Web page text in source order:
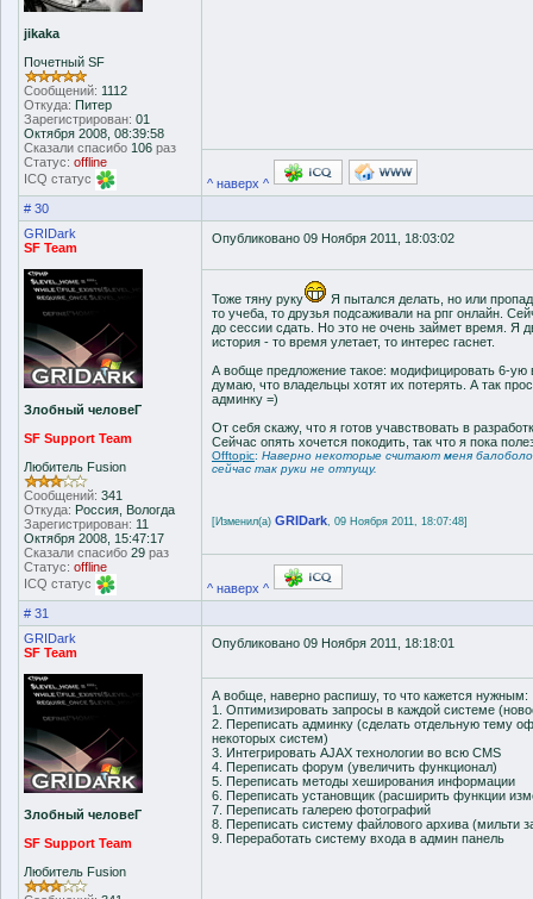
jikaka
Почетный SF
Сообщений: 1112
Откуда: Питер
Зарегистрирован: 01
Октября 2008, 08:39:58
Сказали спасибо 106 раз
Статус: offline
ICQ статус
^ наверх ^
# 30
GRIDark
SF Team
Злобный человеГ
SF Support Team
Любитель Fusion
Сообщений: 341
Откуда: Россия, Вологда
Зарегистрирован: 11
Октября 2008, 15:47:17
Сказали спасибо 29 раз
Статус: offline
ICQ статус
Опубликовано 09 Ноября 2011, 18:03:02
Тоже тяну руку
Я пытался делать, но или
то учеба, то друзья подсаживали на рпг онлайн.
до сессии сдать. Но это не очень займет время. Я
история - то время улетает, то интерес гаснет.
А вобще предложение такое: модифицировать 6-ую
думаю, что владельцы хотят их потерять. А так
админку =)
От себя скажу, что я готов учавствовать в
Сейчас опять хочется покодить, так что я пока
Offtopic: Наверно некоторые считают меня
сейчас так руки не отпущу.
[Изменил(а) GRIDark, 09 Ноября 2011, 18:07:48]
^ наверх ^
# 31
GRIDark
SF Team
Злобный человеГ
SF Support Team
Любитель Fusion
Опубликовано 09 Ноября 2011, 18:18:01
А вобще, наверно распишу, то что кажется нужным:
1. Оптимизировать запросы в каждой системе
2. Переписать админку (сделать отдельную тему
некоторых систем)
3. Интегрировать AJAX технологии во всю CMS
4. Переписать форум (увеличить функционал)
5. Переписать методы хеширования информации
6. Переписать установщик (расширить функции
7. Переписать галерею фотографий
8. Переписать систему файлового архива (мильти
9. Переработать систему входа в админ панель